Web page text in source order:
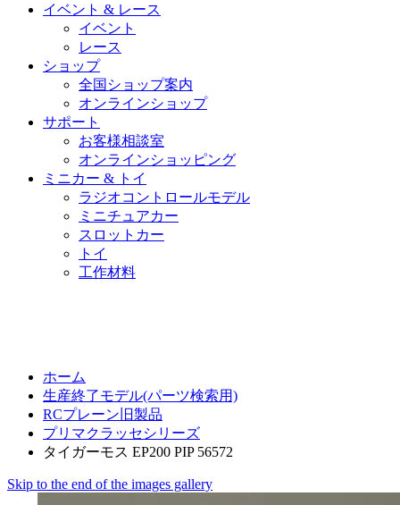
イベント & レース
イベント
レース
ショップ
全国ショップ案内
オンラインショップ
サポート
お客様相談室
オンラインショッピング
ミニカー & トイ
ラジオコントロールモデル
ミニチュアカー
スロットカー
トイ
工作材料
ホーム
生産終了モデル(パーツ検索用)
RCプレーン旧製品
プリマクラッセシリーズ
タイガーモス EP200 PIP 56572
Skip to the end of the images gallery